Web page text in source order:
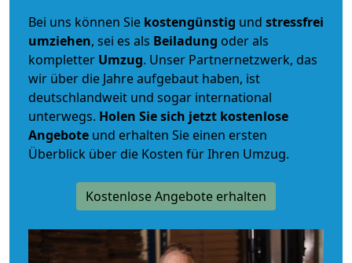
Bei uns können Sie kostengünstig und stressfrei
umziehen, sei es als Beiladung oder als
kompletter Umzug. Unser Partnernetzwerk, das
wir über die Jahre aufgebaut haben, ist
deutschlandweit und sogar international
unterwegs. Holen Sie sich jetzt kostenlose
Angebote und erhalten Sie einen ersten
Überblick über die Kosten für Ihren Umzug.
Kostenlose Angebote erhalten